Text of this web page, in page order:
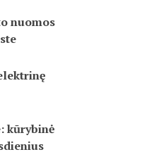
nuomos
kūrybinė